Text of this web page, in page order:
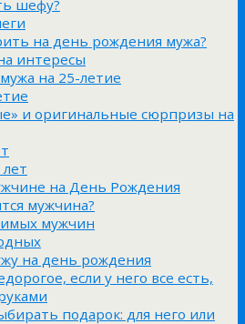
шефу?
на день рождения мужа?
интересы
на 25-летие
и оригинальные сюрпризы на
на День Рождения
мужчина?
мужчин
на день рождения
если у него все есть,
подарок: для него или